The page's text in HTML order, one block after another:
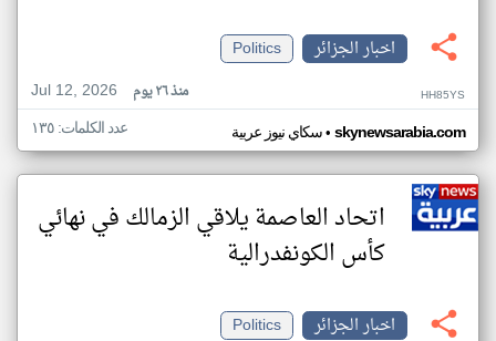
اخبار الجزائر
Politics
Jul 12, 2026
منذ ٢٦ يوم HH85YS
سكاي نيوز عربية• skynewsarabia.com عدد الكلمات: ١٣٥
اتحاد العاصمة يلاقي الزمالك في نهائي
كأس الكونفدرالية
اخبار الجزائر
Politics